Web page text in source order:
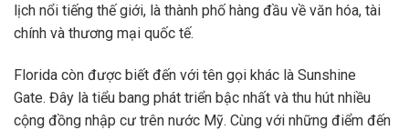
lịch nổi tiếng thế giới, là thành phố hàng đầu về văn hóa, tài
chính và thương mại quốc tế.
Florida còn được biết đến với tên gọi khác là Sunshine
Gate. Đây là tiểu bang phát triển bậc nhất và thu hút nhiều
cộng đồng nhập cư trên nước Mỹ. Cùng với những điểm đến